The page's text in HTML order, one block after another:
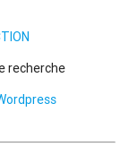
recherche